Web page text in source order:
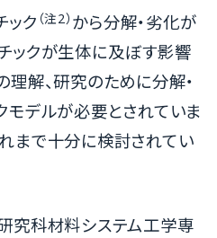
ック （注2） から分解・劣化が
ックが生体に及ぼす影響
理解、研究のために分解・
モデルが必要とされていま
まで十分に検討されてい
究科材料システム工学専